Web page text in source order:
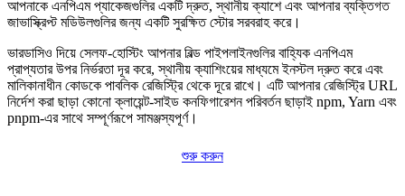
আপনাকে এনপিএম প্যাকেজগুলির একটি দ্রুত, স্থানীয় ক্যাশে এবং আপনার ব্যক্তিগত
জাভাস্ক্রিপ্ট মডিউলগুলির জন্য একটি সুরক্ষিত স্টোর সরবরাহ করে।
ভারডাসিও দিয়ে সেলফ-হোস্টিং আপনার বিল্ড পাইপলাইনগুলির বাহ্যিক এনপিএম
প্রাপ্যতার উপর নির্ভরতা দূর করে, স্থানীয় ক্যাশিংয়ের মাধ্যমে ইনস্টল দ্রুত করে এবং
মালিকানাধীন কোডকে পাবলিক রেজিস্ট্রি থেকে দূরে রাখে। এটি আপনার রেজিস্ট্রি URL
নির্দেশ করা ছাড়া কোনো ক্লায়েন্ট-সাইড কনফিগারেশন পরিবর্তন ছাড়াই npm, Yarn এবং
pnpm-এর সাথে সম্পূর্ণরূপে সামঞ্জস্যপূর্ণ।
শুরু করুন